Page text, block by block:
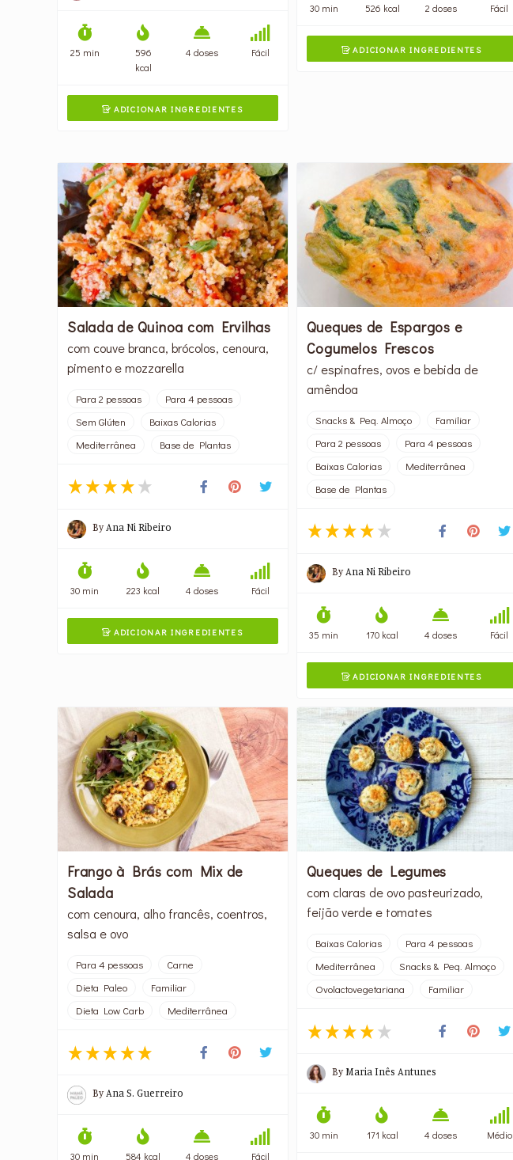
25 min
596
kcal
4 doses Fácil
 ADICIONAR INGREDIENTES
30 min 526 kcal 2 doses Fácil
ADICIONAR INGREDIENTES
Salada de Quinoa com Ervilhas
com couve branca, brócolos, cenoura,
pimento e mozzarella
Para 2 pessoas
Para 4 pessoas
Sem Glúten
Baixas Calorias
Mediterrânea
Base de Plantas
ByAna Ni Ribeiro
30 min 223 kcal 4 doses Fácil
 ADICIONAR INGREDIENTES
Queques de Espargos e
Cogumelos Frescos
c/ espinafres, ovos e bebida de
amêndoa
Snacks & Peq. Almoço
Familiar
Para 2 pessoas
Para 4 pessoas
Baixas Calorias
Mediterrânea
Base de Plantas
ByAna Ni Ribeiro
35 min 170 kcal 4 doses Fácil
ADICIONAR INGREDIENTES
Frango à Brás com Mix de
Salada
com cenoura, alho francês, coentros,
salsa e ovo
Para 4 pessoas
Carne
Dieta Paleo
Familiar
Dieta Low Carb
Mediterrânea
ByAna S. Guerreiro
30 min 584 kcal 4 doses Fácil
Queques de Legumes
com claras de ovo pasteurizado,
feijão verde e tomates
Baixas Calorias
Para 4 pessoas
Mediterrânea
Snacks & Peq. Almoço
Ovolactovegetariana
Familiar
ByMaria Inês Antunes
30 min 171 kcal 4 doses Médio